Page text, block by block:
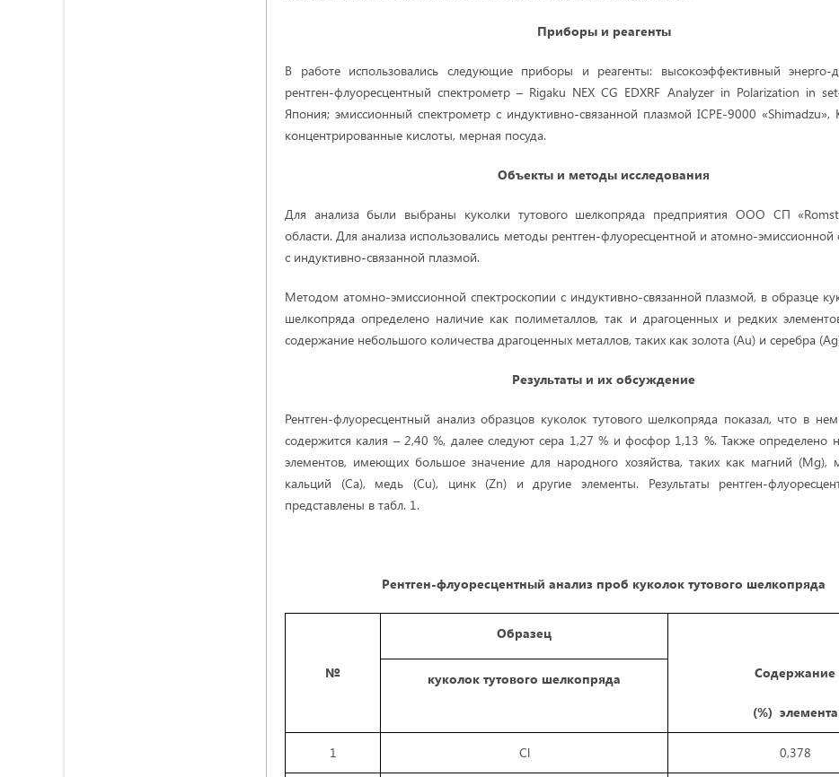
Приборы и реагенты
В работе использовались следующие приборы и реагенты: высокоэффективный энерго-
рентген-флуоресцентный спектрометр – Rigaku NEX CG EDXRF Analyzer in Polarization in
Япония; эмиссионный спектрометр с индуктивно-связанной плазмой ICPE-9000 «Shimadzu»,
концентрированные кислоты, мерная посуда.
Объекты и методы исследования
Для анализа были выбраны куколки тутового шелкопряда предприятия ООО СП
области. Для анализа использовались методы рентген-флуоресцентной и атомно-эмиссионной
с индуктивно-связанной плазмой.
Методом атомно-эмиссионной спектроскопии с индуктивно-связанной плазмой, в образце
шелкопряда определено наличие как полиметаллов, так и драгоценных и редких
содержание небольшого количества драгоценных металлов, таких как золота (Au) и серебра
Результаты и их обсуждение
Рентген-флуоресцентный анализ образцов куколок тутового шелкопряда показал, что в
содержится калия – 2,40 %, далее следуют сера 1,27 % и фосфор 1,13 %. Также определено
элементов, имеющих большое значение для народного хозяйства, таких как магний (Mg),
кальций (Ca), медь (Cu), цинк (Zn) и другие элементы. Результаты рентген-
представлены в табл. 1.
Рентген-флуоресцентный анализ проб куколок тутового шелкопряда
№
Образец
Содержание
(%) элемента
куколок тутового шелкопряда
1 Сl 0,378